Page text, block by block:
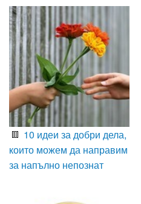
10 идеи за добри дела,
които можем да направим
за напълно непознат